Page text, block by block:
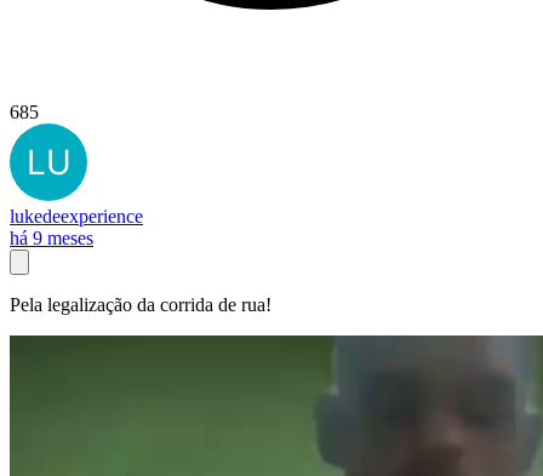
685
lukedeexperience
há 9 meses
Pela legalização da corrida de rua!